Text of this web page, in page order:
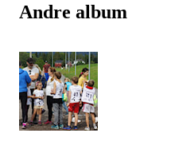
Andre album